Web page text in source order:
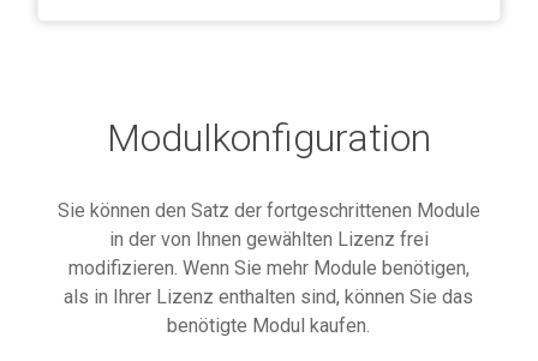
Modulkonfiguration
Sie können den Satz der fortgeschrittenen Module
in der von Ihnen gewählten Lizenz frei
modifizieren. Wenn Sie mehr Module benötigen,
als in Ihrer Lizenz enthalten sind, können Sie das
benötigte Modul kaufen.